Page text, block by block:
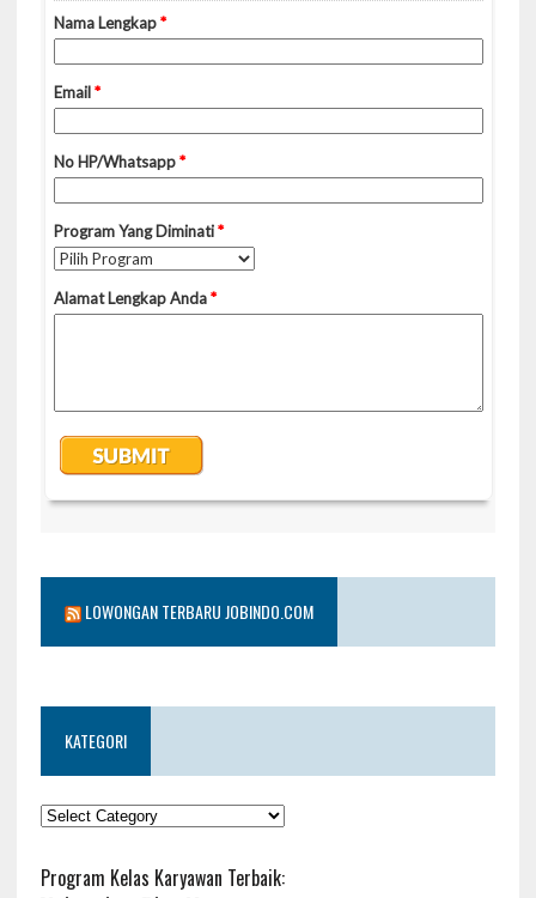
LOWONGAN TERBARU JOBINDO.COM
KATEGORI
KATEGORI
Program Kelas Karyawan Terbaik: